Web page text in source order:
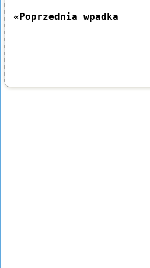
«Poprzednia wpadka